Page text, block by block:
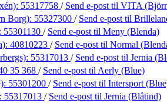
55317758 / Send e-post til VITA
Borg): 55327300 / Send e-post til
55301130 / Send e-post til Meny (Blenda)
40810223 / Send e-post til Normal
55317013 / Send e-post til Jernia
35 368 / Send e-post til Aerly (Blue)
55301200 / Send e-post til Intersport
55317013 / Send e-post til Jernia (Blåtind)